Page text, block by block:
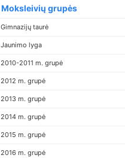
Moksleivių grupės
Gimnazijų taurė
Jaunimo lyga
2010-2011 m. grupė
2012 m. grupė
2013 m. grupė
2014 m. grupė
2015 m. grupė
2016 m. grupė